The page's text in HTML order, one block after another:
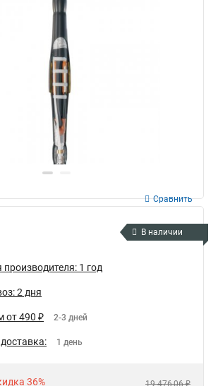
Сравнить
В наличии
производителя: 1 год
2 дня
от 490 ₽ 2-3 дней
1 день
36%
19 476,06 ₽